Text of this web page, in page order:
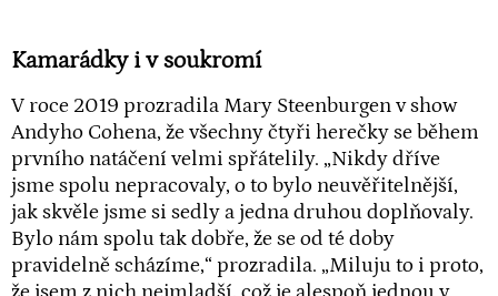
Kamarádky i v soukromí
V roce 2019 prozradila Mary Steenburgen v show
Andyho Cohena, že všechny čtyři herečky se během
prvního natáčení velmi spřátelily. „Nikdy dříve
jsme spolu nepracovaly, o to bylo neuvěřitelnější,
jak skvěle jsme si sedly a jedna druhou doplňovaly.
Bylo nám spolu tak dobře, že se od té doby
pravidelně scházíme,“ prozradila. „Miluju to i proto,